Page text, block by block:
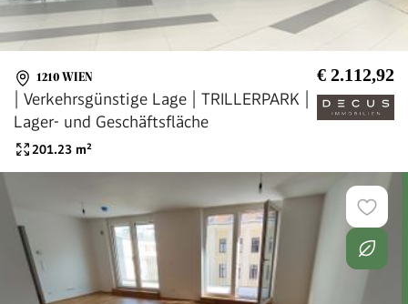
1210 WIEN € 2.112,92
| Verkehrsgünstige Lage | TRILLERPARK |
Lager- und Geschäftsfläche
201.23 m²